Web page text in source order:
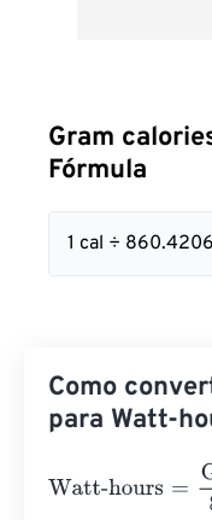
Gram
Fórmula
1 cal ÷
Como
para Watt-
Watt-hours